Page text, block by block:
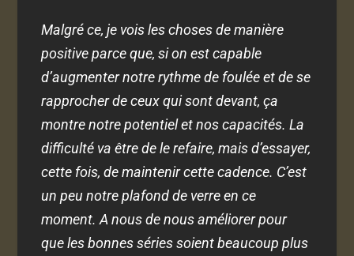
Malgré ce, je vois les choses de manière
positive parce que, si on est capable
d’augmenter notre rythme de foulée et de se
rapprocher de ceux qui sont devant, ça
montre notre potentiel et nos capacités. La
difficulté va être de le refaire, mais d’essayer,
cette fois, de maintenir cette cadence. C’est
un peu notre plafond de verre en ce
moment. A nous de nous améliorer pour
que les bonnes séries soient beaucoup plus